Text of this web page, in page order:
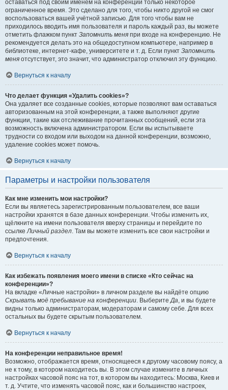
оставаться под своим именем на конференции только некоторое
ограниченное время. Это сделано для того, чтобы никто другой не смог
воспользоваться вашей учётной записью. Для того чтобы вам не
приходилось вводить имя пользователя и пароль каждый раз, вы можете
отметить флажком пункт Запомнить меня при входе на конференцию. Не
рекомендуется делать это на общедоступном компьютере, например в
библиотеке, интернет-кафе, университете и т. д. Если пункт Запомнить
меня отсутствует, это значит, что администратор отключил эту функцию.
Вернуться к началу
Что делает функция «Удалить cookies»?
Она удаляет все созданные cookies, которые позволяют вам оставаться
авторизованным на этой конференции, а также выполняют другие
функции, такие как отслеживание прочитанных сообщений, если эта
возможность включена администратором. Если вы испытываете
трудности со входом или выходом на данной конференции, возможно,
удаление cookies может помочь.
Вернуться к началу
Параметры и настройки пользователя
Как мне изменить мои настройки?
Если вы являетесь зарегистрированным пользователем, все ваши
настройки хранятся в базе данных конференции. Чтобы изменить их,
щёлкните на имени пользователя вверху страницы и перейдите по
ссылкеЛичный раздел. Там вы можете изменить все свои настройки и
предпочтения.
Вернуться к началу
Как избежать появления моего имени в списке «Кто сейчас на
конференции»?
На вкладке «Личные настройки» в личном разделе вы найдёте опцию
Скрывать моё пребывание на конференции. ВыберитеДа, и вы будете
видны только администраторам, модераторам и самому себе. Для всех
остальных вы будете скрытым пользователем.
Вернуться к началу
На конференции неправильное время!
Возможно, отображается время, относящееся к другому часовому поясу, а
не к тому, в котором находитесь вы. В этом случае измените в личных
настройках часовой пояс на тот, в котором вы находитесь: Москва, Киев и
т. д. Учтите, что изменять часовой пояс, как и большинство настроек,